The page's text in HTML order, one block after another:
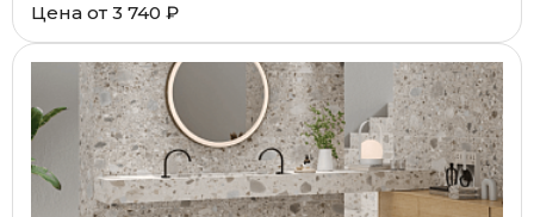
Цена от 3 740 ₽